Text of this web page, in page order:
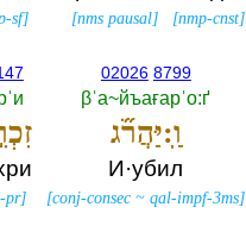
[nmp-cnst]
[nms pausal]
sf]
02026 8799
βˈа~йъағарˈо:ґ
וַֽ:יַּהֲרֹ֞ג
И·убил
[conj-consec ~qal-impf-3ms]
pr]